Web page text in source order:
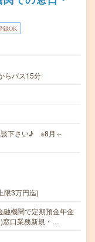
録OK
らバス15分
談下さい♪ ※8月～
限3万円迄)
融機関で定期預金年金
窓口業務新規・…